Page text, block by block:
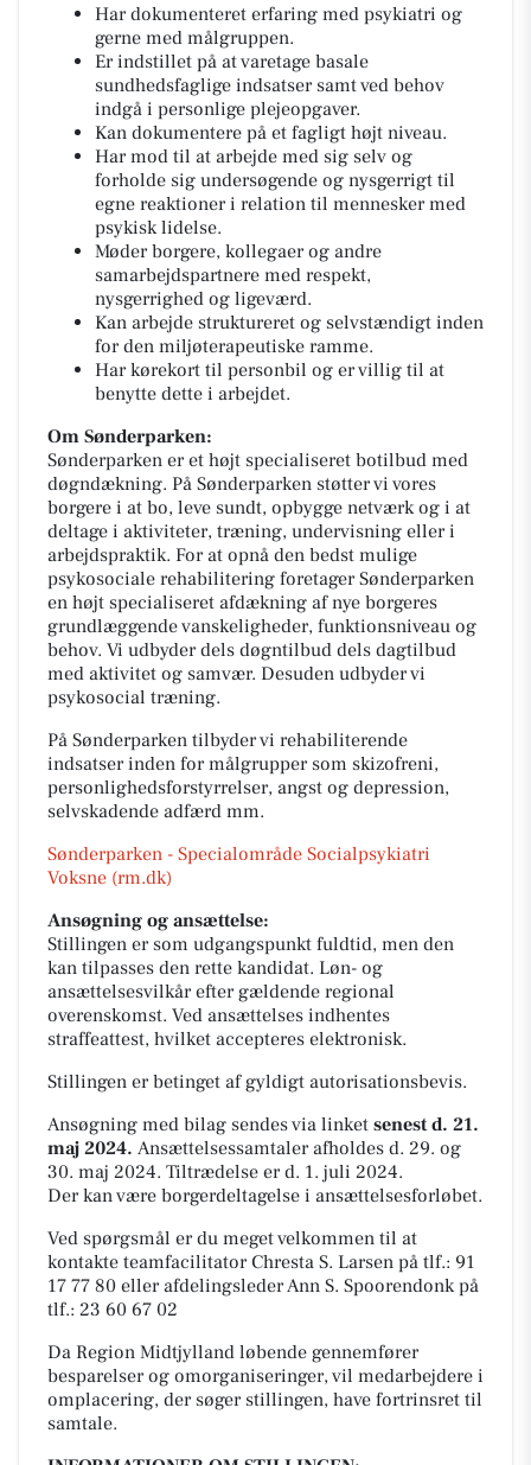
Har dokumenteret erfaring med psykiatri og
gerne med målgruppen.
Er indstillet på at varetage basale
sundhedsfaglige indsatser samt ved behov
indgå i personlige plejeopgaver.
Kan dokumentere på et fagligt højt niveau.
Har mod til at arbejde med sig selv og
forholde sig undersøgende og nysgerrigt til
egne reaktioner i relation til mennesker med
psykisk lidelse.
Møder borgere, kollegaer og andre
samarbejdspartnere med respekt,
nysgerrighed og ligeværd.
Kan arbejde struktureret og selvstændigt inden
for den miljøterapeutiske ramme.
Har kørekort til personbil og er villig til at
benytte dette i arbejdet.
Om Sønderparken:
Sønderparken er et højt specialiseret botilbud med
døgndækning. På Sønderparken støtter vi vores
borgere i at bo, leve sundt, opbygge netværk og i at
deltage i aktiviteter, træning, undervisning eller i
arbejdspraktik. For at opnå den bedst mulige
psykosociale rehabilitering foretager Sønderparken
en højt specialiseret afdækning af nye borgeres
grundlæggende vanskeligheder, funktionsniveau og
behov. Vi udbyder dels døgntilbud dels dagtilbud
med aktivitet og samvær. Desuden udbyder vi
psykosocial træning.
På Sønderparken tilbyder vi rehabiliterende
indsatser inden for målgrupper som skizofreni,
personlighedsforstyrrelser, angst og depression,
selvskadende adfærd mm.
Sønderparken - Specialområde Socialpsykiatri
Voksne (rm.dk)
Ansøgning og ansættelse:
Stillingen er som udgangspunkt fuldtid, men den
kan tilpasses den rette kandidat. Løn- og
ansættelsesvilkår efter gældende regional
overenskomst. Ved ansættelses indhentes
straffeattest, hvilket accepteres elektronisk.
Stillingen er betinget af gyldigt autorisationsbevis.
Ansøgning med bilag sendes via linket senest d. 21.
maj 2024. Ansættelsessamtaler afholdes d. 29. og
30. maj 2024. Tiltrædelse er d. 1. juli 2024.
Der kan være borgerdeltagelse i ansættelsesforløbet.
Ved spørgsmål er du meget velkommen til at
kontakte teamfacilitator Chresta S. Larsen på tlf.: 91
17 77 80 eller afdelingsleder Ann S. Spoorendonk på
tlf.: 23 60 67 02
Da Region Midtjylland løbende gennemfører
besparelser og omorganiseringer, vil medarbejdere i
omplacering, der søger stillingen, have fortrinsret til
samtale.